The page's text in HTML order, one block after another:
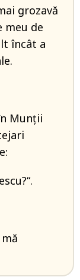
grozavă
meu de
încât a
Munţii